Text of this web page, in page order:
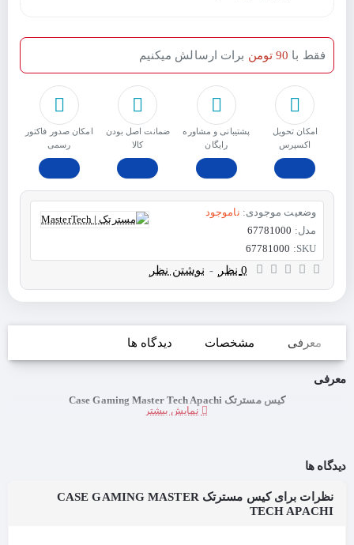
امکان تحویل
اکسپرس
پشتیبانی و مشاوره
رایگان
ﺿﻤﺎﻧﺖ اﺻﻞ ﺑﻮدن
ﮐﺎﻟﺎ
امکان صدور فاکتور
رسمی
فقط با 90 تومن برات ارسالش میکنیم
وضعیت موجودی: ناموجود
مدل: 67781000
SKU:
67781000
0 نظر - نوشتن نظر
معرفی مشخصات دیدگاه ها
معرفی
کیس مسترتک Case Gaming Master Tech Apachi
دیدگاه ها
نظرات برای کیس مسترتک CASE GAMING MASTER
TECH APACHI